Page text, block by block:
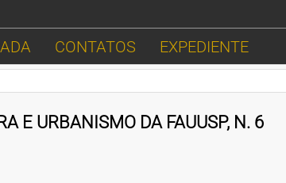
CONTATOS EXPEDIENTE
E URBANISMO DA FAUUSP, N. 6